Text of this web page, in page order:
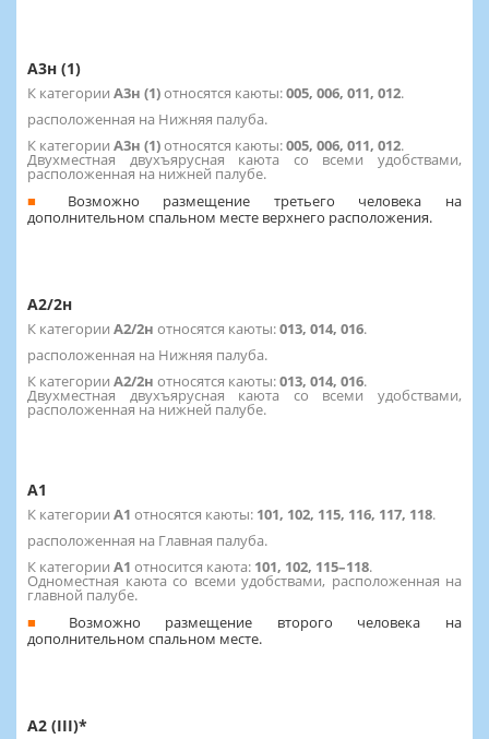
А3н (1)
К категории А3н (1)относятся каюты:005, 006, 011, 012.
расположенная на Нижняя палуба.
К категории А3н (1)относятся каюты:005, 006, 011, 012.
Двухместная двухъярусная каюта со всеми удобствами,
расположенная на нижней палубе.
Возможно размещение третьего человека на
дополнительном спальном месте верхнего расположения.
А2/2н
К категории А2/2н относятся каюты:013, 014, 016.
расположенная на Нижняя палуба.
К категории А2/2н относятся каюты:013, 014, 016.
Двухместная двухъярусная каюта со всеми удобствами,
расположенная на нижней палубе.
А1
К категории А1 относятся каюты: 101, 102, 115, 116, 117, 118.
расположенная на Главная палуба.
К категории А1 относится каюта: 101, 102, 115–118.
Одноместная каюта со всеми удобствами, расположенная на
главной палубе.
Возможно размещение второго человека на
дополнительном спальном месте.
А2 (III)*